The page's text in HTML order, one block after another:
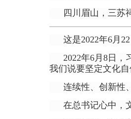
四川眉山，三苏
这是2022年6月
2022年6月8日
我们说要坚定文化
连续性、创新性
在总书记心中，